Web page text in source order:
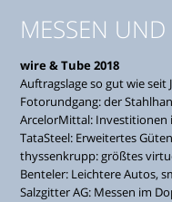
MESSEN UND
wire & Tube 2018
Auftragslage so gut wie seit
Fotorundgang: der
ArcelorMittal: Investitionen
TataSteel: Erweitertes
thyssenkrupp: größtes
Benteler: Leichtere Autos,
Salzgitter AG: Messen im